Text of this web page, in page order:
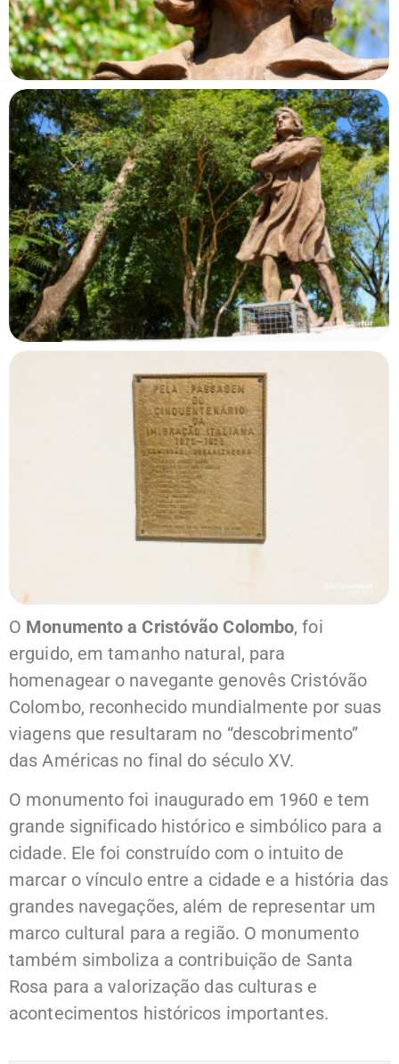
O Monumento a Cristóvão Colombo, foi
erguido, em tamanho natural, para
homenagear o navegante genovês Cristóvão
Colombo, reconhecido mundialmente por suas
viagens que resultaram no “descobrimento”
das Américas no final do século XV.
O monumento foi inaugurado em 1960 e tem
grande significado histórico e simbólico para a
cidade. Ele foi construído com o intuito de
marcar o vínculo entre a cidade e a história das
grandes navegações, além de representar um
marco cultural para a região. O monumento
também simboliza a contribuição de Santa
Rosa para a valorização das culturas e
acontecimentos históricos importantes.